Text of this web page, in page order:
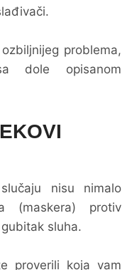
problema,
dole opisanom
nisu nimalo
(maskera) protiv
sluha.
proverili koja vam